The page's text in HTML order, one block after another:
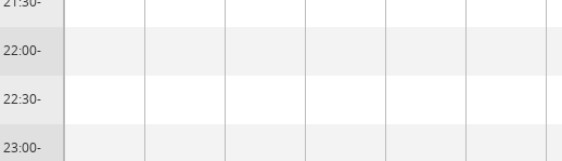
22:00-
22:30-
23:00-